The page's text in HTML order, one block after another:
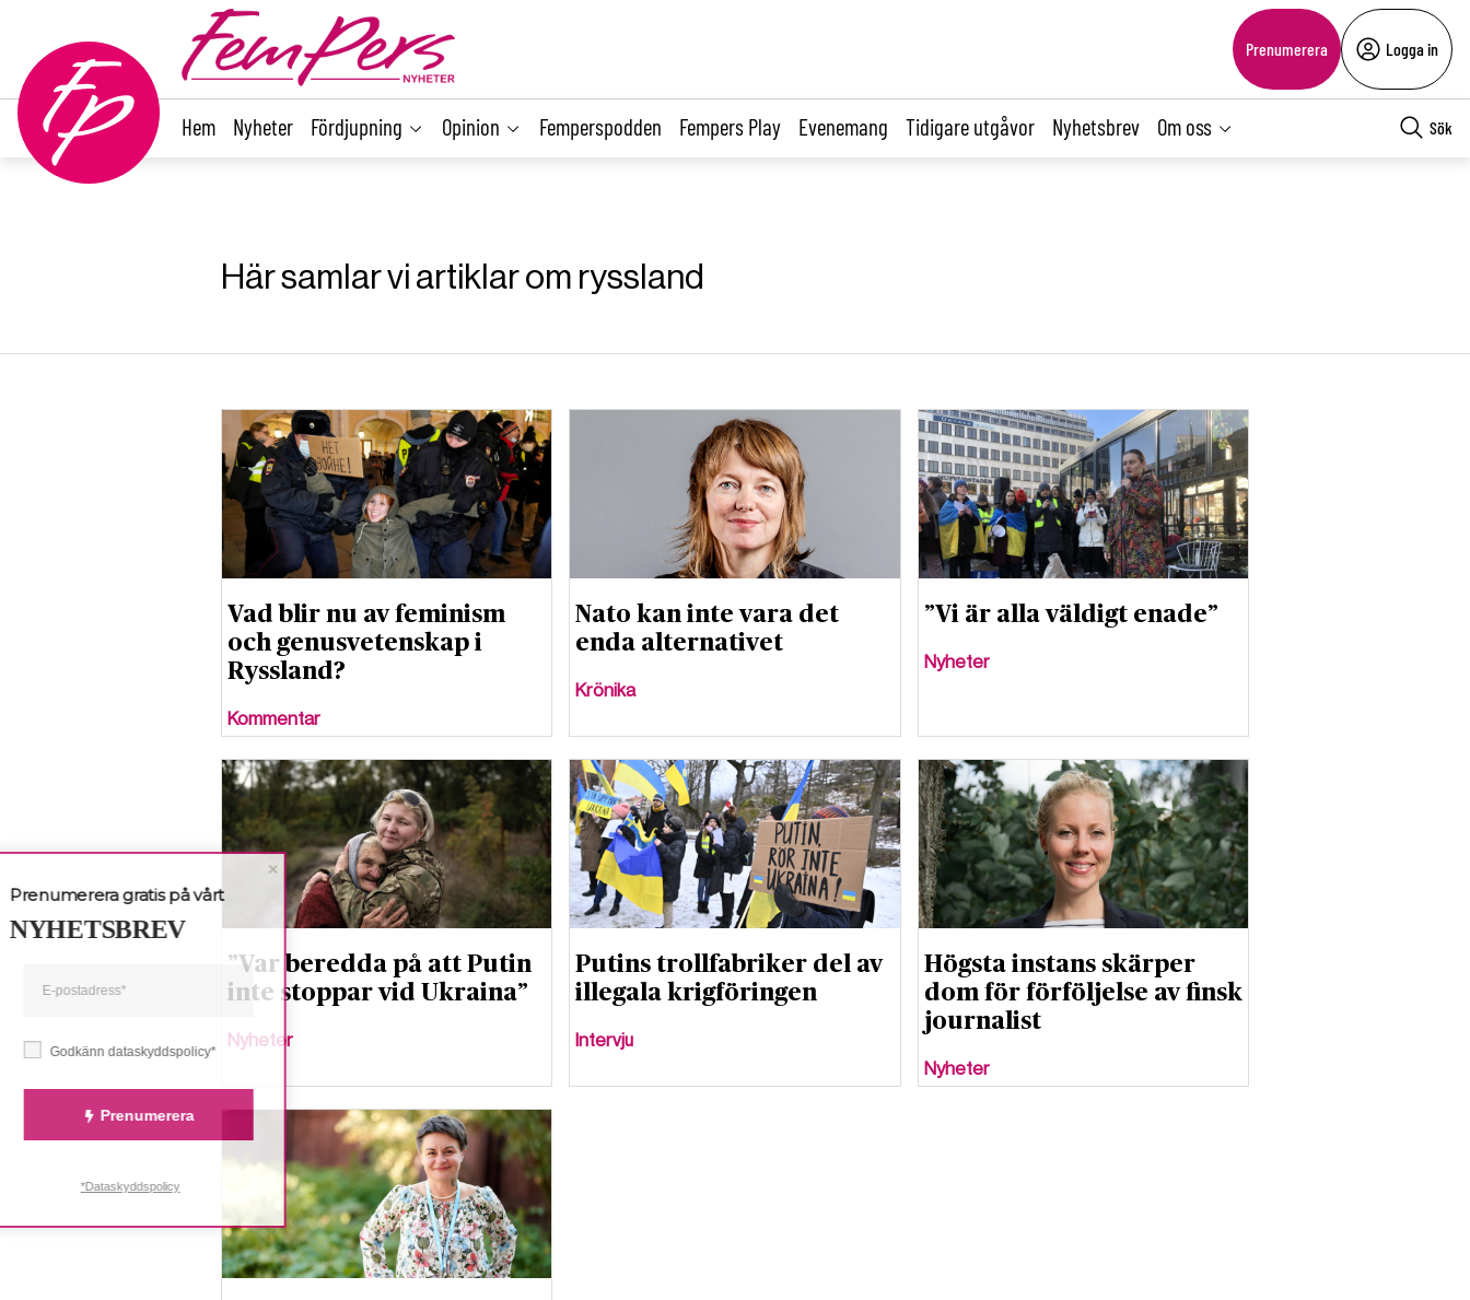
Prenumerera Logga in
Hem Nyheter Fördjupning Opinion Femperspodden Fempers Play Evenemang Tidigare utgåvor Nyhetsbrev Om oss Sök
Här samlar vi artiklar om ryssland
Vad blir nu av feminism
och genusvetenskap i
Ryssland?
Kommentar
Nato kan inte vara det
enda alternativet
Krönika
”Vi är alla väldigt enade”
Nyheter
”Var beredda på att Putin
inte stoppar vid Ukraina”
Nyheter
Putins trollfabriker del av
illegala krigföringen
Intervju
Högsta instans skärper
dom för förföljelse av finsk
journalist
Nyheter
Godkänn dataskyddspolicy*
Prenumerera
Prenumerera gratis på vårt
NYHETSBREV
*Dataskyddspolicy